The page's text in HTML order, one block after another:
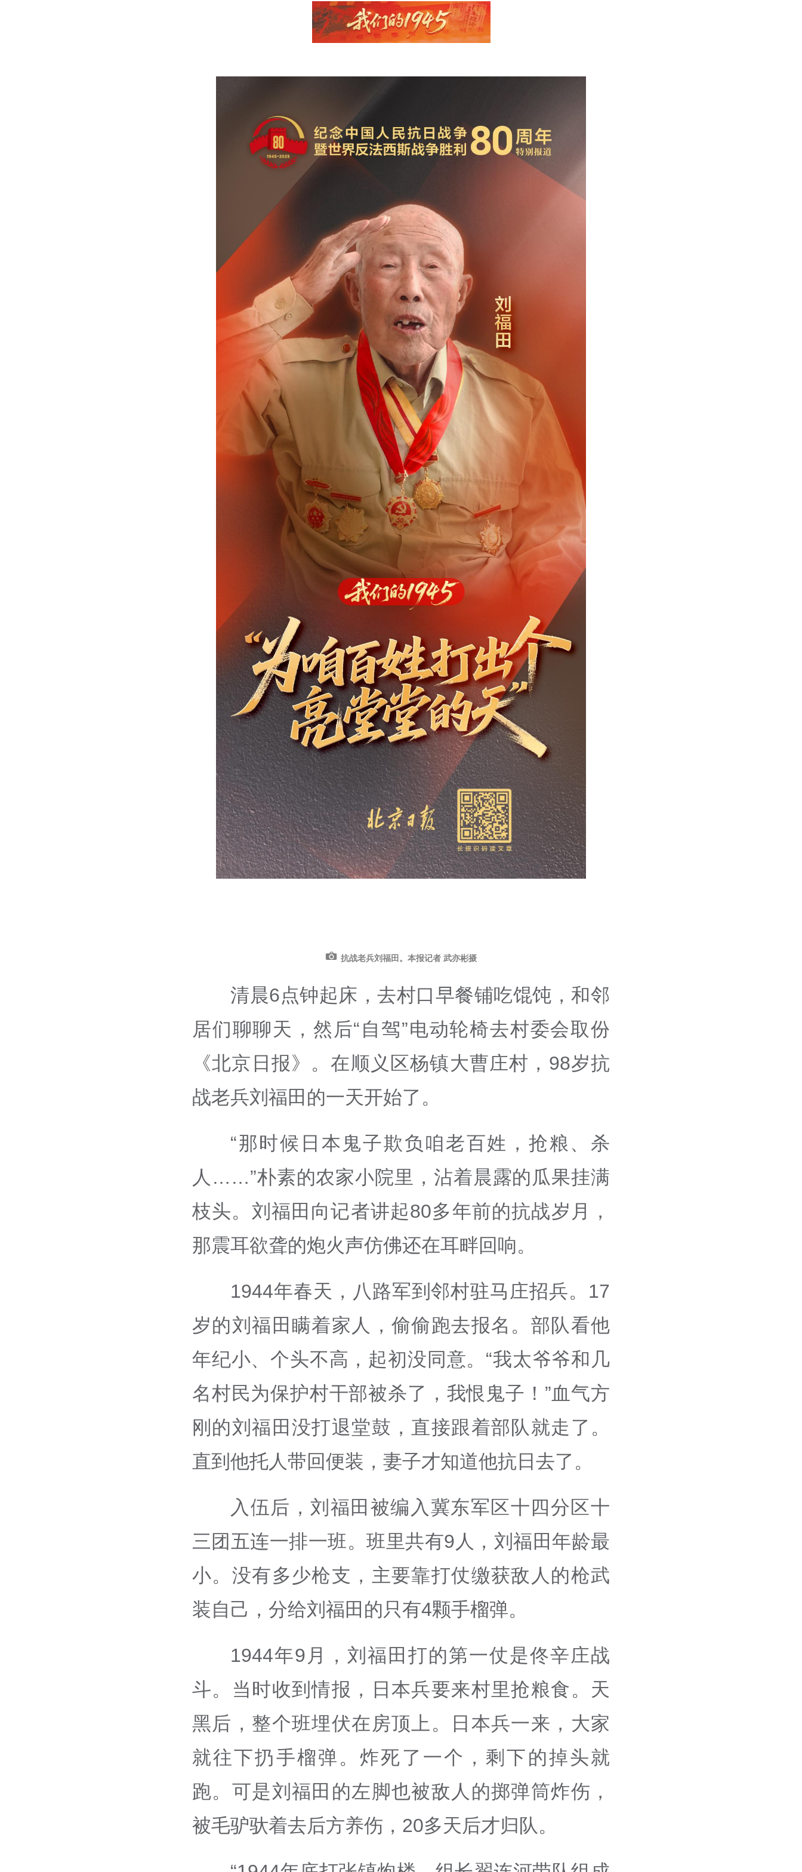
抗战老兵刘福田。本报记者 武亦彬摄
清晨6点钟起床，去村口早餐铺吃馄饨，和邻
居们聊聊天，然后“自驾”电动轮椅去村委会取份
《北京日报》。在顺义区杨镇大曹庄村，98岁抗
战老兵刘福田的一天开始了。
“那时候日本鬼子欺负咱老百姓，抢粮、杀
人……”朴素的农家小院里，沾着晨露的瓜果挂满
枝头。刘福田向记者讲起80多年前的抗战岁月，
那震耳欲聋的炮火声仿佛还在耳畔回响。
1944年春天，八路军到邻村驻马庄招兵。17
岁的刘福田瞒着家人，偷偷跑去报名。部队看他
年纪小、个头不高，起初没同意。“我太爷爷和几
名村民为保护村干部被杀了，我恨鬼子！”血气方
刚的刘福田没打退堂鼓，直接跟着部队就走了。
直到他托人带回便装，妻子才知道他抗日去了。
入伍后，刘福田被编入冀东军区十四分区十
三团五连一排一班。班里共有9人，刘福田年龄最
小。没有多少枪支，主要靠打仗缴获敌人的枪武
装自己，分给刘福田的只有4颗手榴弹。
1944年9月，刘福田打的第一仗是佟辛庄战
斗。当时收到情报，日本兵要来村里抢粮食。天
黑后，整个班埋伏在房顶上。日本兵一来，大家
就往下扔手榴弹。炸死了一个，剩下的掉头就
跑。可是刘福田的左脚也被敌人的掷弹筒炸伤，
被毛驴驮着去后方养伤，20多天后才归队。